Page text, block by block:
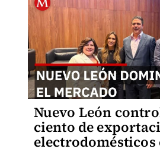
Nuevo León
ciento de
electrodomésticos